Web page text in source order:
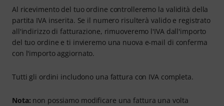
Al ricevimento del tuo ordine controlleremo la validità della
partita IVA inserita. Se il numero risulterà valido e registrato
all'indirizzo di fatturazione, rimuoveremo l'IVA dall'importo
del tuo ordine e ti invieremo una nuova e-mail di conferma
con l'importo aggiornato.
Tutti gli ordini includono una fattura con IVA completa.
Nota: non possiamo modificare una fattura una volta